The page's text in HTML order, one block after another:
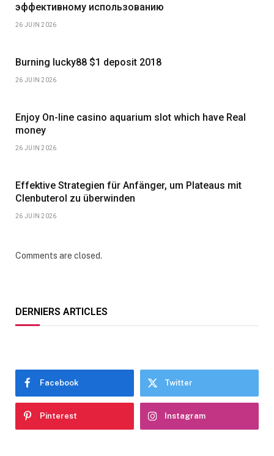
эффективному использованию
26 JUIN 2026
Burning lucky88 $1 deposit 2018
26 JUIN 2026
Enjoy On-line casino aquarium slot which have Real
money
26 JUIN 2026
Effektive Strategien für Anfänger, um Plateaus mit
Clenbuterol zu überwinden
26 JUIN 2026
Comments are closed.
DERNIERS ARTICLES
Facebook Twitter
Pinterest Instagram